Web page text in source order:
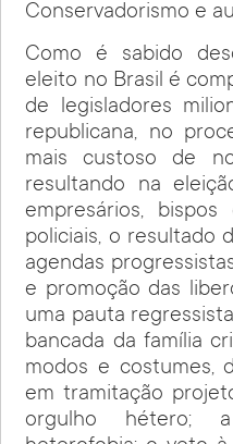
Conservadorismo e
Como é sabido
eleito no Brasil é
de legisladores
republicana, no
mais custoso de
resultando na
empresários,
policiais, o resultado
agendas
e promoção das
uma pauta
bancada da família
modos e costumes,
em tramitação
orgulho hétero;